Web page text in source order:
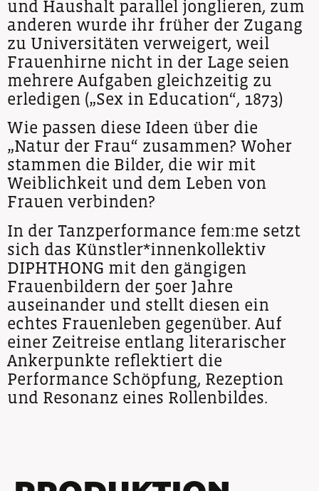
und Haushalt parallel jonglieren, zum
anderen wurde ihr früher der Zugang
zu Universitäten verweigert, weil
Frauenhirne nicht in der Lage seien
mehrere Aufgaben gleichzeitig zu
erledigen („Sex in Education“, 1873)
Wie passen diese Ideen über die
„Natur der Frau“ zusammen? Woher
stammen die Bilder, die wir mit
Weiblichkeit und dem Leben von
Frauen verbinden?
In der Tanzperformance fem:me setzt
sich das Künstler*innenkollektiv
DIPHTHONG mit den gängigen
Frauenbildern der 50er Jahre
auseinander und stellt diesen ein
echtes Frauenleben gegenüber. Auf
einer Zeitreise entlang literarischer
Ankerpunkte reflektiert die
Performance Schöpfung, Rezeption
und Resonanz eines Rollenbildes.